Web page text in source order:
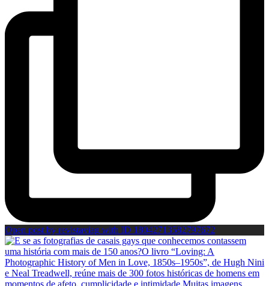
Open post by revistaviag with ID 18042713582797672